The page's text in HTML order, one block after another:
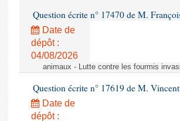
Question écrite n° 17470 de M.
Date de
dépôt :
04/08/2026
animaux - Lutte contre les fourmis
Question écrite n° 17619 de M.
Date de
dépôt :